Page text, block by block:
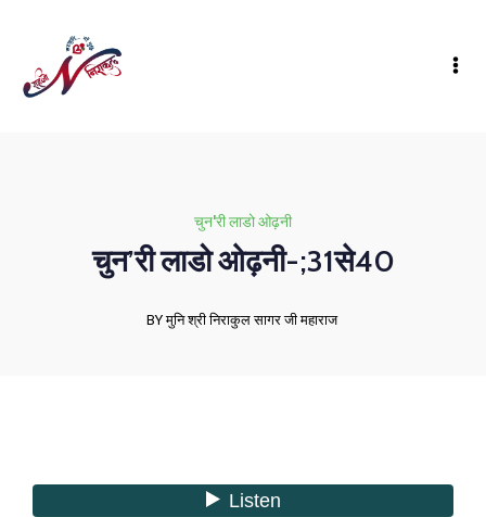
चुन'री लाडो ओढ़नी
चुन’री लाडो ओढ़नी-;31से40
BY मुनि श्री निराकुल सागर जी महाराज